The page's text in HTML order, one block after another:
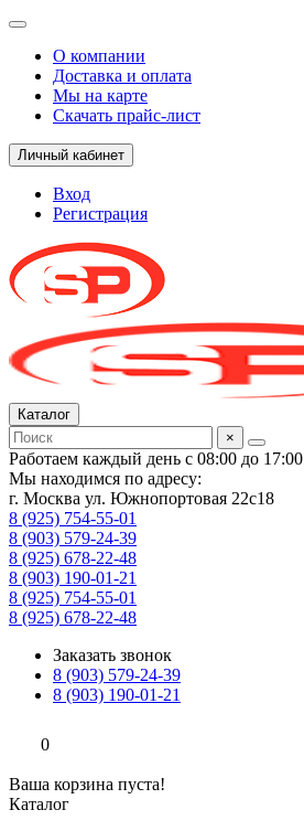
О компании
Доставка и оплата
Мы на карте
Скачать прайс-лист
Личный кабинет
Вход
Регистрация
Каталог
×
Работаем каждый день с 08:00 до 17:00
Мы находимся по адресу:
г. Москва ул. Южнопортовая 22с18
8 (925) 754-55-01
8 (903) 579-24-39
8 (925) 678-22-48
8 (903) 190-01-21
8 (925) 754-55-01
8 (925) 678-22-48
Заказать звонок
8 (903) 579-24-39
8 (903) 190-01-21
0
Ваша корзина пуста!
Каталог